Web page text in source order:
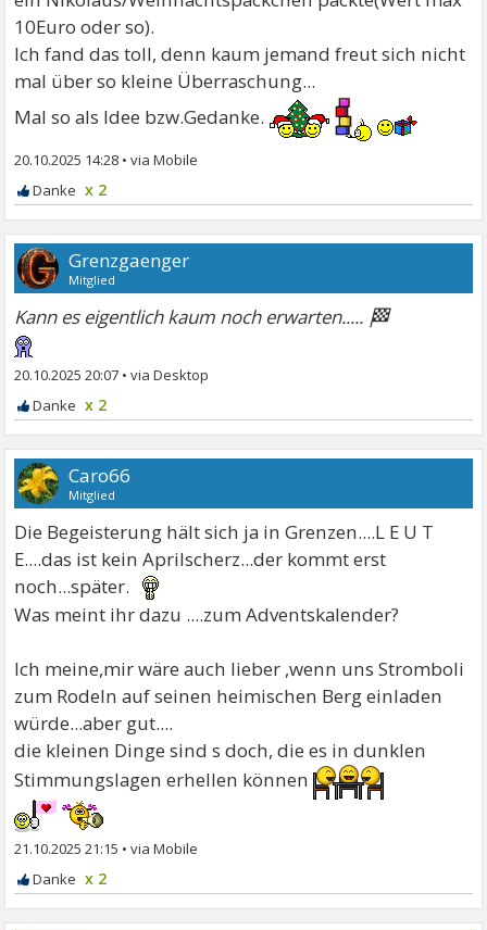
10Euro oder so).
Ich fand das toll, denn kaum jemand freut sich nicht
mal über so kleine Überraschung...
Mal so als Idee bzw.Gedanke.
20.10.2025 14:28 •
x 2
Grenzgaenger
Mitglied
Kann es eigentlich kaum noch erwarten..... 🏁
20.10.2025 20:07 •
x 2
Caro66
Mitglied
Die Begeisterung hält sich ja in Grenzen....L E U T
E....das ist kein Aprilscherz...der kommt erst
noch...später.
Was meint ihr dazu ....zum Adventskalender?
Ich meine,mir wäre auch lieber ,wenn uns Stromboli
zum Rodeln auf seinen heimischen Berg einladen
würde...aber gut....
die kleinen Dinge sind s doch, die es in dunklen
Stimmungslagen erhellen können
21.10.2025 21:15 •
x 2